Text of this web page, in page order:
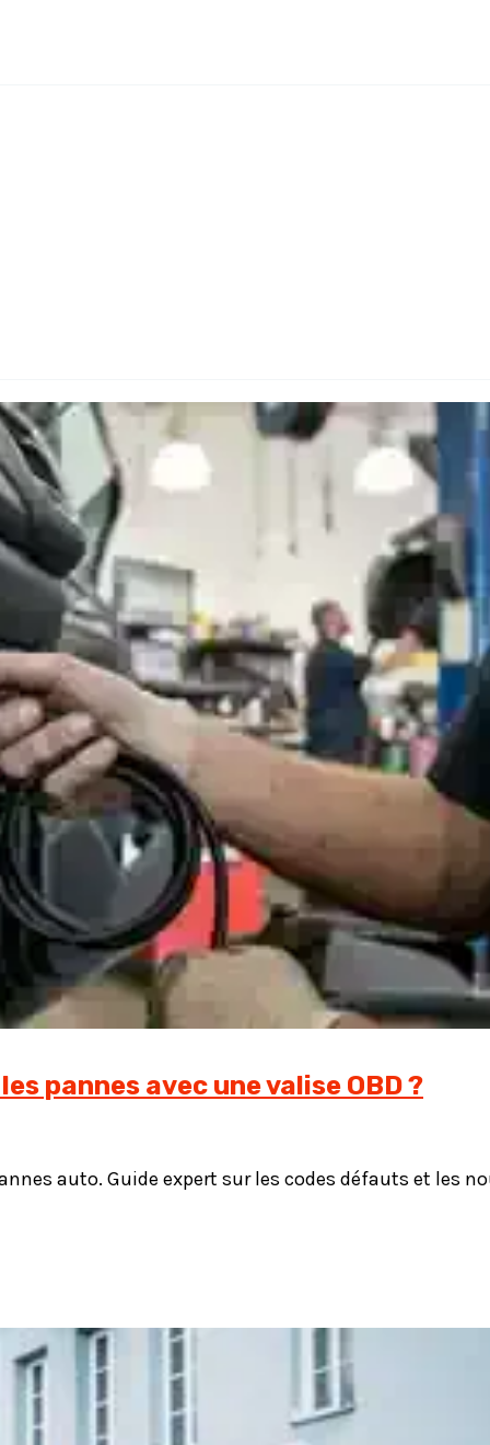
pannes avec une valise OBD ?
auto. Guide expert sur les codes défauts et les